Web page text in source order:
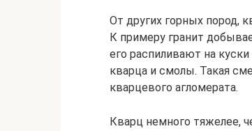
От других горных пород,
К примеру гранит
его распиливают на
кварца и смолы. Такая
кварцевого агломерата.
Кварц немного тяжелее,